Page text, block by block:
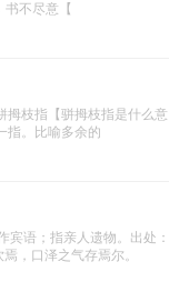
不尽意【
拇枝指【骈拇枝指是什么意
指。比喻多余的
宾语；指亲人遗物。出处：
，口泽之气存焉尔。